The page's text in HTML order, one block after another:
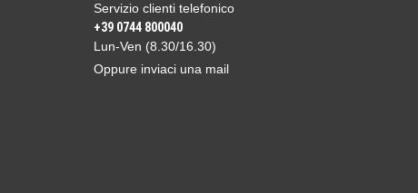
Servizio clienti telefonico
+39 0744 800040
Lun-Ven (8.30/16.30)
Oppure inviaci una mail